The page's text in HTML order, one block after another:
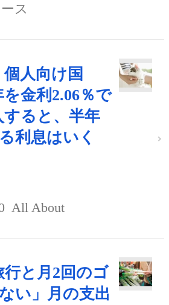
ス
個人向け国
金利2.06％で
すると、半年
利息はいく
All About
行と月2回のゴ
い」月の支出